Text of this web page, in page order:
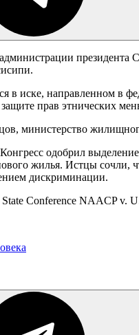
в иске, направленном в
защите прав этнических
министерство
одобрил
жилья. Истцы
дискриминации.
Conference NAACP v.